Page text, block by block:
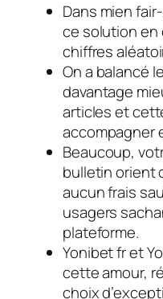
Dans mien
ce solution en
chiffres
On a balancé
davantage
articles et
accompagner
Beaucoup,
bulletin orient
aucun frais
usagers
plateforme.
Yonibet fr et
cette amour,
choix